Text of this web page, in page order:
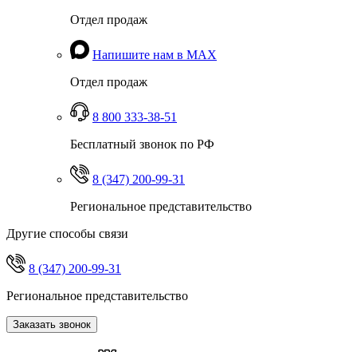
Отдел продаж
Напишите нам в MAX
Отдел продаж
8 800 333-38-51
Бесплатный звонок по РФ
8 (347) 200-99-31
Региональное представительство
Другие способы связи
8 (347) 200-99-31
Региональное представительство
Заказать звонок